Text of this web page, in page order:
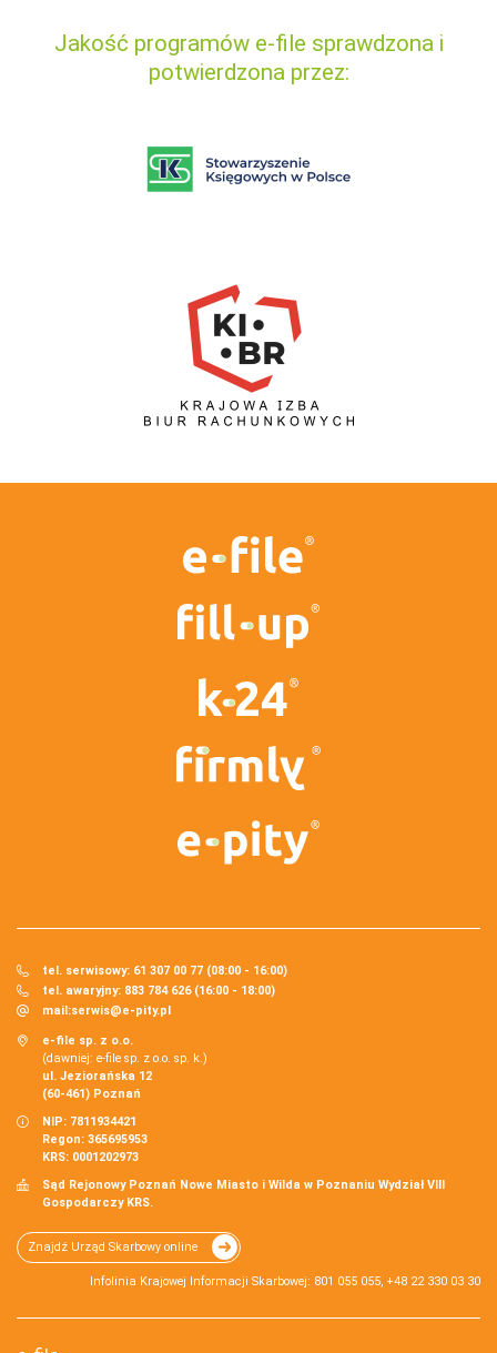
Jakość programów e-file sprawdzona i
potwierdzona przez:
tel. serwisowy: 61 307 00 77 (08:00 - 16:00)
tel. awaryjny: 883 784 626 (16:00 - 18:00)
mail:serwis@e-pity.pl
e-file sp. z o.o.
(dawniej: e-file sp. z o.o. sp. k.)
ul. Jeziorańska 12
(60-461) Poznań
NIP: 7811934421
Regon: 365695953
KRS: 0001202973
Sąd Rejonowy Poznań Nowe Miasto i Wilda w Poznaniu Wydział VIII
Gospodarczy KRS.
Znajdź Urząd Skarbowy online
Infolinia Krajowej Informacji Skarbowej: 801 055 055, +48 22 330 03 30